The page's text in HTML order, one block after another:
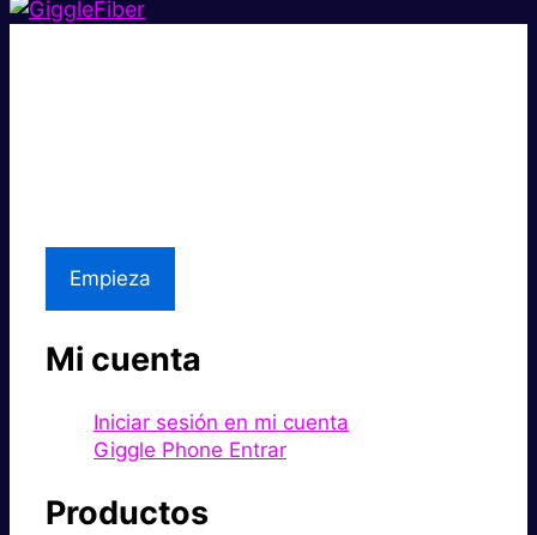
Empieza
Mi cuenta
Iniciar sesión en mi cuenta
Giggle Phone Entrar
Productos